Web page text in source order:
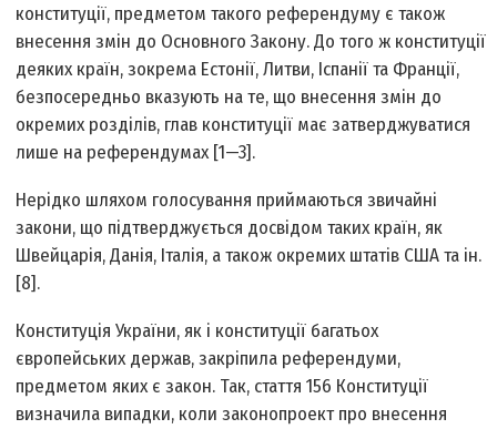
конституції, предметом такого референдуму є також
внесення змін до Основного Закону. До того ж конституції
деяких країн, зокрема Естонії, Литви, Іспанії та Франції,
безпосередньо вказують на те, що внесення змін до
окремих розділів, глав конституції має затверджуватися
лише на референдумах [1—3].
Нерідко шляхом голосування приймаються звичайні
закони, що підтверджується досвідом таких країн, як
Швейцарія, Данія, Італія, а також окремих штатів США та ін.
[8].
Конституція України, як і конституції багатьох
європейських держав, закріпила референдуми,
предметом яких є закон. Так, стаття 156 Конституції
визначила випадки, коли законопроект про внесення